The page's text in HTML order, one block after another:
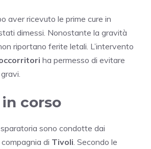
aver ricevuto le prime cure in
dimessi. Nonostante la gravità
riportano ferite letali. L’intervento
ha permesso di evitare
corso
sono condotte dai
di Tivoli. Secondo le